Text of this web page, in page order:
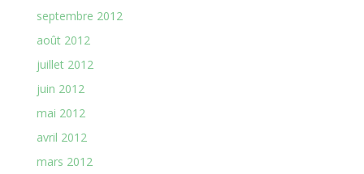
septembre 2012
août 2012
juillet 2012
juin 2012
mai 2012
avril 2012
mars 2012